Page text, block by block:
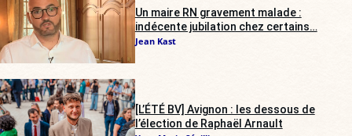
Un maire RN gravement malade :
indécente jubilation chez certains…
Jean Kast
[L’ÉTÉ BV] Avignon : les dessous de
l’élection de Raphaël Arnault